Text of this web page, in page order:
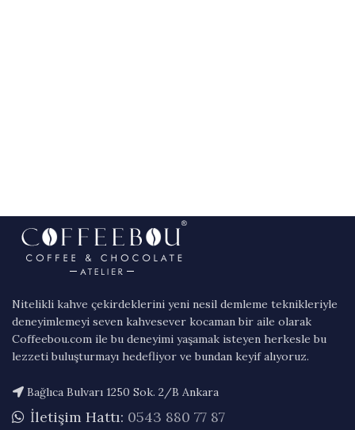
Nitelikli kahve çekirdeklerini yeni nesil demleme teknikleriyle
deneyimlemeyi seven kahvesever kocaman bir aile olarak
Coffeebou.com ile bu deneyimi yaşamak isteyen herkesle bu
lezzeti buluşturmayı hedefliyor ve bundan keyif alıyoruz.
Bağlıca Bulvarı 1250 Sok. 2/B Ankara
İletişim Hattı: 0543 880 77 87